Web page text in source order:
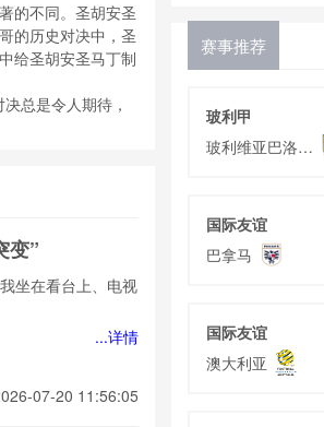
的不同。圣胡安圣
的历史对决中，圣
给圣胡安圣马丁制
总是令人期待，
变”
坐在看台上、电视
...详情
07-20 11:56:05
03月01日 02月28
全场录像
03月01日 U20亚洲
02月28日 切尔西
02月28日 霍芬海
02月27日 02月25
02月27日 02月26
国男篮 全场录像
02月26日 斯特拉
02月25日 02月24
赛事推荐
玻利甲
玻利维亚巴洛比
国际友谊
巴拿马
国际友谊
澳大利亚